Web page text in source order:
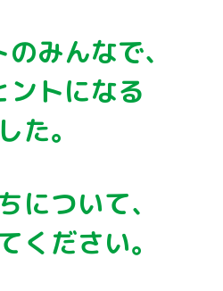
みんなで、
トになる
た。
について、
ください。